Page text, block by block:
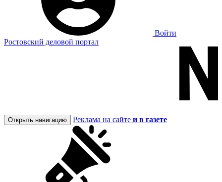
Войти
Ростовский деловой портал
Открыть навигацию Реклама на сайте и в газете